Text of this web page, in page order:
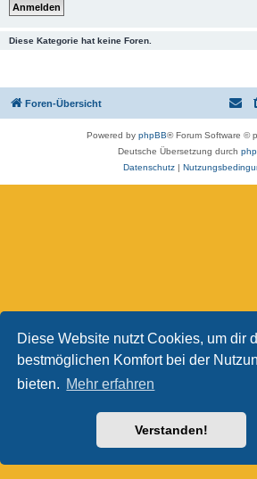
Diese Website nutzt Cookies, um dir
bestmöglichen Komfort bei der
bieten. Mehr erfahren
Verstanden!
Diese Kategorie hat keine Foren.
Foren-Übersicht
Powered by phpBB® Forum Software ©
Deutsche Übersetzung durch
Datenschutz|